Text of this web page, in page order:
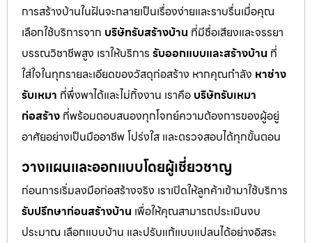
การสร้างบ้านในฝันจะกลายเป็นเรื่องง่ายและราบรื่นเมื่อคุณ
เลือกใช้บริการจาก บริษัทรับสร้างบ้าน ที่มีชื่อเสียงและจรรยา
บรรณวิชาชีพสูง เราให้บริการ รับออกแบบและสร้างบ้าน ที่
ใส่ใจในทุกรายละเอียดของวัสดุก่อสร้าง หากคุณกำลัง หาช่าง
รับเหมา ที่พึ่งพาได้และไม่ทิ้งงาน เราคือ บริษัทรับเหมา
ก่อสร้าง ที่พร้อมตอบสนองทุกโจทย์ความต้องการของผู้อยู่
อาศัยอย่างเป็นมืออาชีพ โปร่งใส และตรวจสอบได้ทุกขั้นตอน
วางแผนและออกแบบโดยผู้เชี่ยวชาญ
ก่อนการเริ่มลงมือก่อสร้างจริง เราเปิดให้ลูกค้าเข้ามาใช้บริการ
รับปรึกษาก่อนสร้างบ้าน เพื่อให้คุณสามารถประเมินงบ
ประมาณ เลือกแบบบ้าน และปรับแก้แบบแปลนได้อย่างอิสระ